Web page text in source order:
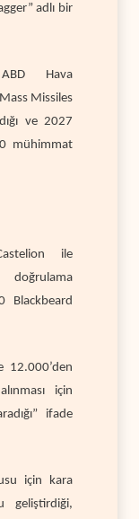
adlı bir
Hava
Missiles
ve 2027
mühimmat
ile
doğrulama
Blackbeard
12.000’den
için
ifade
için kara
geliştirdiği,